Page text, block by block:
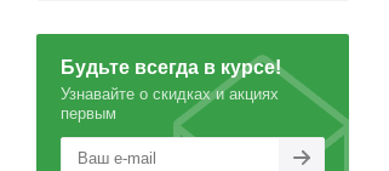
Будьте всегда в курсе!
Узнавайте о скидках и акциях
первым